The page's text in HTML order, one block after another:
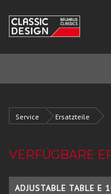
Service Ersatzteile
VERFÜGBARE
ADJUSTABLE TABLE E